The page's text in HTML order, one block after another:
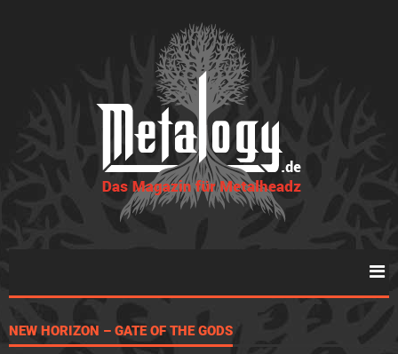
NEW HORIZON – GATE OF THE GODS